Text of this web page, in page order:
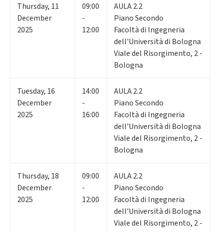
Thursday, 11
December
2025
09:00
-
12:00
AULA 2.2
Piano Secondo
Facoltà di Ingegneria
dell'Università di Bologna
Viale del Risorgimento, 2 -
Bologna
Tuesday, 16
December
2025
14:00
-
16:00
AULA 2.2
Piano Secondo
Facoltà di Ingegneria
dell'Università di Bologna
Viale del Risorgimento, 2 -
Bologna
Thursday, 18
December
2025
09:00
-
12:00
AULA 2.2
Piano Secondo
Facoltà di Ingegneria
dell'Università di Bologna
Viale del Risorgimento, 2 -